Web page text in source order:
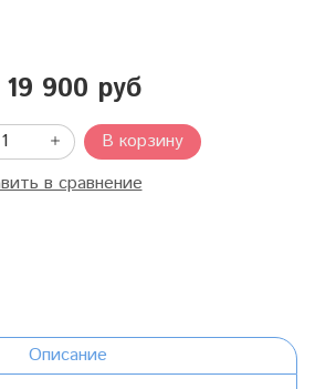
19 900 руб
В корзину
в сравнение
Описание